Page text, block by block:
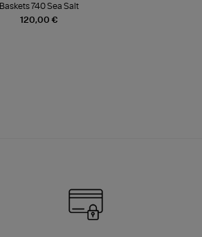
120,00 €
Baskets 740 Sea Salt